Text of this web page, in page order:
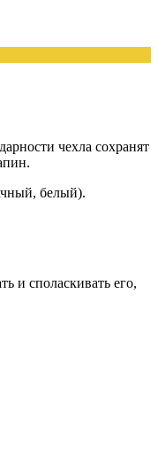
чехла сохранят
белый).
и споласкивать его,